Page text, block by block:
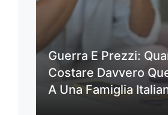
Guerra E Prezzi:
Costare Davvero
A Una Famiglia